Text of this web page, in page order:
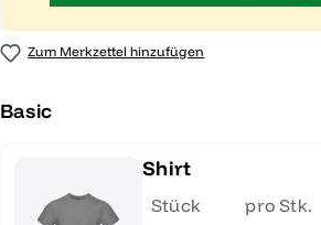
Zum Merkzettel hinzufügen
Basic
Shirt
Stück
pro Stk.